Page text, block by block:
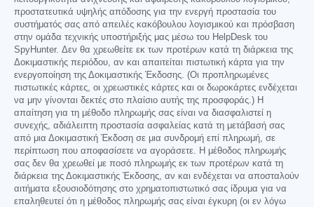
προστατευτικά υψηλής απόδοσης για την ενεργή προστασία του
συστήματός σας από απειλές κακόβουλου λογισμικού και πρόσβαση
στην ομάδα τεχνικής υποστήριξής μας μέσω του HelpDesk του
SpyHunter. Δεν θα χρεωθείτε εκ των προτέρων κατά τη διάρκεια της
Δοκιμαστικής περιόδου, αν και απαιτείται πιστωτική κάρτα για την
ενεργοποίηση της Δοκιμαστικής Έκδοσης. (Οι προπληρωμένες
πιστωτικές κάρτες, οι χρεωστικές κάρτες και οι δωροκάρτες ενδέχεται
να μην γίνονται δεκτές στο πλαίσιο αυτής της προσφοράς.) Η
απαίτηση για τη μέθοδο πληρωμής σας είναι να διασφαλιστεί η
συνεχής, αδιάλειπτη προστασία ασφαλείας κατά τη μετάβασή σας
από μια Δοκιμαστική Έκδοση σε μια συνδρομή επί πληρωμή, σε
περίπτωση που αποφασίσετε να αγοράσετε. Η μέθοδος πληρωμής
σας δεν θα χρεωθεί με ποσό πληρωμής εκ των προτέρων κατά τη
διάρκεια της Δοκιμαστικής Έκδοσης, αν και ενδέχεται να αποσταλούν
αιτήματα εξουσιοδότησης στο χρηματοπιστωτικό σας ίδρυμα για να
επαληθευτεί ότι η μέθοδος πληρωμής σας είναι έγκυρη (οι εν λόγω